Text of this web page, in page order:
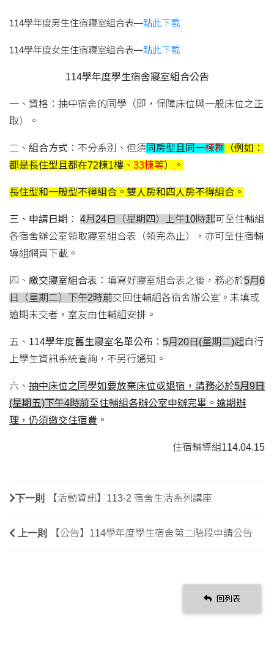
114學年度男生住宿寢室組合表—點此下載
114學年度女生住宿寢室組合表—點此下載
114學年度學生宿舍寢室組合公告
一、資格：抽中宿舍的同學（即，保障床位與一般床位之正
取）。
二、 組合方式 ：不分系別、但須同房型且同一棟群 （例如：
都是長住型且都在72棟1樓 、33棟等）。
長住型和一般型不得組合。雙人房和四人房不得組合。
三、申請日期 ： 4月24日（星期四）上午10時起可至住輔組
各宿舍辦公室領取寢室組合表（領完為止），亦可至住宿輔
導組網頁下載。
四、 繳交寢室組合表 ：填寫好寢室組合表之後，務必於5月6
日（星期二）下午2時前交回住輔組各宿舍辦公室。未填或
逾期未交者，室友由住輔組安排。
五、 114學年度舊生寢室名單公布 ： 5月20日(星期二)起自行
上學生資訊系統查詢，不另行通知。
六、 抽中床位之同學如要放棄床位或退宿，請務必於5月9日
(星期五)下午4時前至住輔組各辦公室申辦完畢。逾期辦
理，仍須繳交住宿費 。
住宿輔導組114.04.15
下一則 【活動資訊】113-2 宿舍生活系列講座
上一則 【公告】114學年度學生宿舍第二階段申請公告
回列表